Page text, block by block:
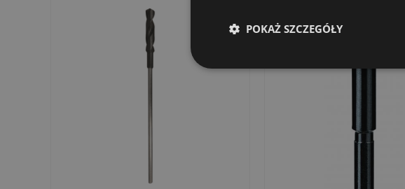
Wyprzedaż!
POKAŻ SZCZEGÓŁY